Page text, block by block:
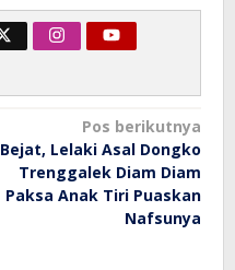
Pos berikutnya
Bejat, Lelaki Asal Dongko
Trenggalek Diam Diam
Paksa Anak Tiri Puaskan
Nafsunya